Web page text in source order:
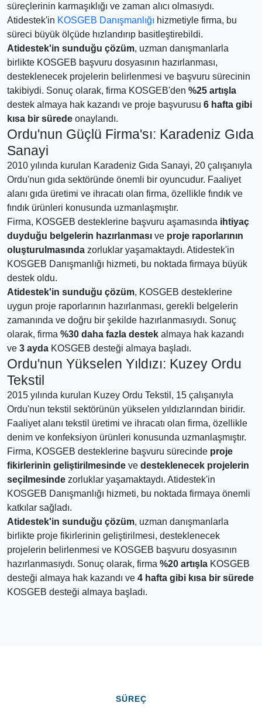
süreçlerinin karmaşıklığı ve zaman alıcı olmasıydı.
Atidestek'in KOSGEB Danışmanlığı hizmetiyle firma, bu
süreci büyük ölçüde hızlandırıp basitleştirebildi.
Atidestek'in sunduğu çözüm, uzman danışmanlarla
birlikte KOSGEB başvuru dosyasının hazırlanması,
desteklenecek projelerin belirlenmesi ve başvuru sürecinin
takibiydi. Sonuç olarak, firma KOSGEB'den %25 artışla
destek almaya hak kazandı ve proje başvurusu 6 hafta gibi
kısa bir sürede onaylandı.
Ordu'nun Güçlü Firma'sı: Karadeniz Gıda
Sanayi
2010 yılında kurulan Karadeniz Gıda Sanayi, 20 çalışanıyla
Ordu'nun gıda sektöründe önemli bir oyuncudur. Faaliyet
alanı gıda üretimi ve ihracatı olan firma, özellikle fındık ve
fındık ürünleri konusunda uzmanlaşmıştır.
Firma, KOSGEB desteklerine başvuru aşamasında ihtiyaç
duyduğu belgelerin hazırlanması ve proje raporlarının
oluşturulmasında zorluklar yaşamaktaydı. Atidestek'in
KOSGEB Danışmanlığı hizmeti, bu noktada firmaya büyük
destek oldu.
Atidestek'in sunduğu çözüm, KOSGEB desteklerine
uygun proje raporlarının hazırlanması, gerekli belgelerin
zamanında ve doğru bir şekilde hazırlanmasıydı. Sonuç
olarak, firma %30 daha fazla destek almaya hak kazandı
ve 3 ayda KOSGEB desteği almaya başladı.
Ordu'nun Yükselen Yıldızı: Kuzey Ordu
Tekstil
2015 yılında kurulan Kuzey Ordu Tekstil, 15 çalışanıyla
Ordu'nun tekstil sektörünün yükselen yıldızlarından biridir.
Faaliyet alanı tekstil üretimi ve ihracatı olan firma, özellikle
denim ve konfeksiyon ürünleri konusunda uzmanlaşmıştır.
Firma, KOSGEB desteklerine başvuru sürecinde proje
fikirlerinin geliştirilmesinde ve desteklenecek projelerin
seçilmesinde zorluklar yaşamaktaydı. Atidestek'in
KOSGEB Danışmanlığı hizmeti, bu noktada firmaya önemli
katkılar sağladı.
Atidestek'in sunduğu çözüm, uzman danışmanlarla
birlikte proje fikirlerinin geliştirilmesi, desteklenecek
projelerin belirlenmesi ve KOSGEB başvuru dosyasının
hazırlanmasıydı. Sonuç olarak, firma %20 artışla KOSGEB
desteği almaya hak kazandı ve 4 hafta gibi kısa bir sürede
KOSGEB desteği almaya başladı.
SÜREÇ